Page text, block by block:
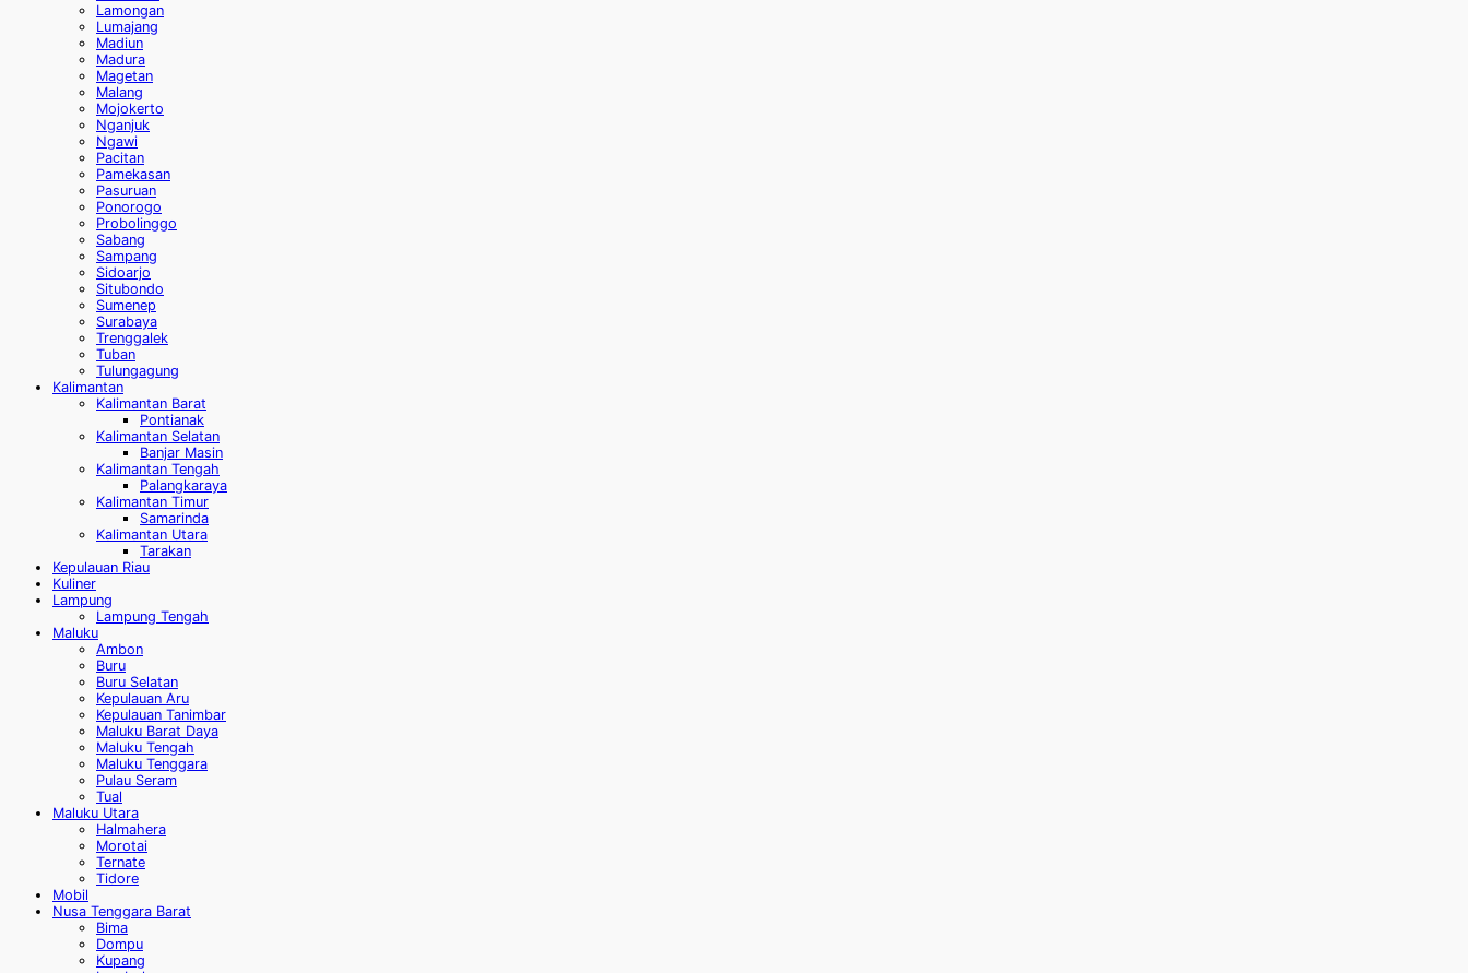
Lamongan
Lumajang
Madiun
Madura
Magetan
Malang
Mojokerto
Nganjuk
Ngawi
Pacitan
Pamekasan
Pasuruan
Ponorogo
Probolinggo
Sabang
Sampang
Sidoarjo
Situbondo
Sumenep
Surabaya
Trenggalek
Tuban
Tulungagung
Kalimantan
Kalimantan Barat
Pontianak
Kalimantan Selatan
Banjar Masin
Kalimantan Tengah
Palangkaraya
Kalimantan Timur
Samarinda
Kalimantan Utara
Tarakan
Kepulauan Riau
Kuliner
Lampung
Lampung Tengah
Maluku
Ambon
Buru
Buru Selatan
Kepulauan Aru
Kepulauan Tanimbar
Maluku Barat Daya
Maluku Tengah
Maluku Tenggara
Pulau Seram
Tual
Maluku Utara
Halmahera
Morotai
Ternate
Tidore
Mobil
Nusa Tenggara Barat
Bima
Dompu
Kupang